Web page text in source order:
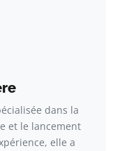
dans la
et le lancement
elle a